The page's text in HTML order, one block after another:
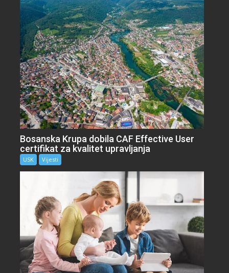
Bosanska Krupa dobila CAF Effective User
certifikat za kvalitet upravljanja
USK Vijesti